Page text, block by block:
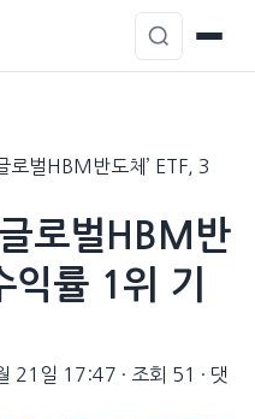
로벌HBM반도체’ ETF, 3
로벌HBM반
익률 1위 기
21일 17:47 · 조회 51 · 댓